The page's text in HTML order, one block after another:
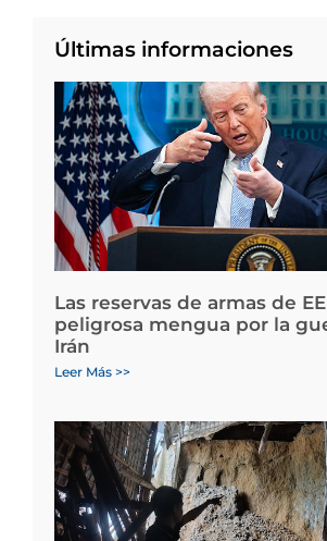
Últimas informaciones
Las reservas de armas de
peligrosa mengua por la
Irán
Leer Más >>